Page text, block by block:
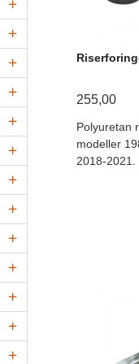
255,00
Polyuretan
modeller
2018-